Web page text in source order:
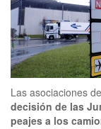
Las asociaciones
decisión de las
peajes a los